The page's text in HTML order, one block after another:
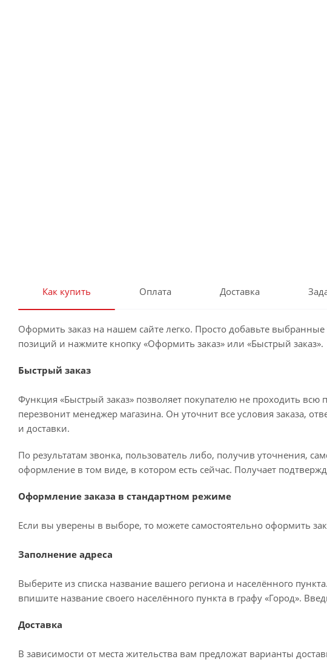
Как купить Оплата Доставка
Оформить заказ на нашем сайте легко. Просто добавьте
позиций и нажмите кнопку «Оформить заказ» или «Быстрый заказ».
Быстрый заказ
Функция «Быстрый заказ» позволяет покупателю не проходить
перезвонит менеджер магазина. Он уточнит все условия заказа,
и доставки.
По результатам звонка, пользователь либо, получив уточнения,
оформление в том виде, в котором есть сейчас. Получает
Оформление заказа в стандартном режиме
Если вы уверены в выборе, то можете самостоятельно оформить
Заполнение адреса
Выберите из списка название вашего региона и населённого
впишите название своего населённого пункта в графу «Город».
Доставка
В зависимости от места жительства вам предложат варианты